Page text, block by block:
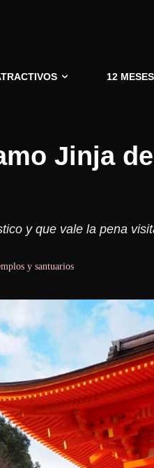
12 MESES
Jinja
y que vale la pena
y santuarios